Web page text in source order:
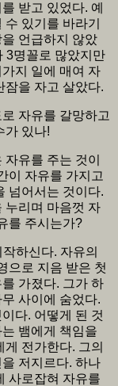
받고 있었다. 예
있기를 바라기
언급하지 않았
3명꼴로 많았지만
지 일에 매여 자
잠을 자고 살았다.
자유를 갈망하고
가 있나!
유를 주는 것이
이 자유를 가지고
넘어서는 것이다.
누리며 마음껏 자
를 주시는가?
하신다. 자유의
으로 지음 받은 첫
가졌다. 그가 하
사이에 숨었다.
다. 어떻게 된 것
뱀에게 책임을
전가한다. 그의
저지르다. 하나
사로잡혀 자유를